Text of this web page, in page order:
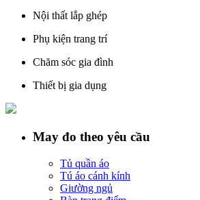
Nội thất lắp ghép
Phụ kiện trang trí
Chăm sóc gia đình
Thiết bị gia dụng
May đo theo yêu cầu
Tủ quần áo
Tú áo cánh kính
Giường ngủ